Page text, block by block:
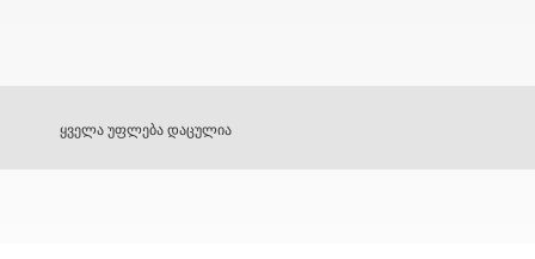
ყველა უფლება დაცულია